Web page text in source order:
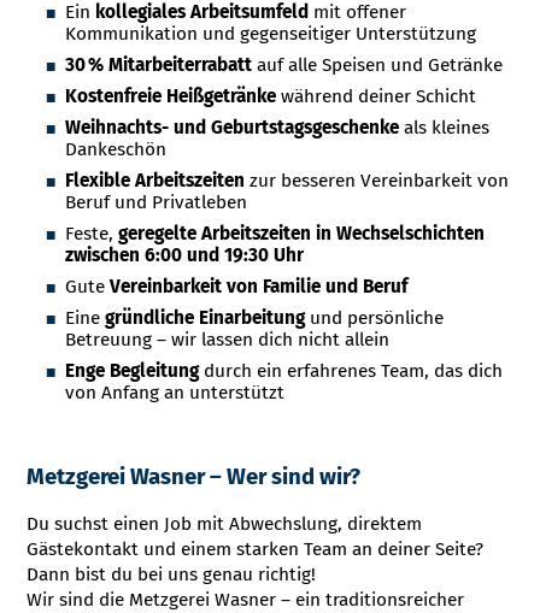
Ein kollegiales Arbeitsumfeld mit offener
Kommunikation und gegenseitiger Unterstützung
30 % Mitarbeiterrabatt auf alle Speisen und Getränke
Kostenfreie Heißgetränke während deiner Schicht
Weihnachts- und Geburtstagsgeschenke als kleines
Dankeschön
Flexible Arbeitszeiten zur besseren Vereinbarkeit von
Beruf und Privatleben
Feste,geregelte Arbeitszeiten in Wechselschichten
zwischen 6:00 und 19:30 Uhr
GuteVereinbarkeit von Familie und Beruf
Einegründliche Einarbeitungund persönliche
Betreuung – wir lassen dich nicht allein
Enge Begleitungdurch ein erfahrenes Team, das dich
von Anfang an unterstützt
Metzgerei Wasner – Wer sind wir?
Du suchst einen Job mit Abwechslung, direktem
Gästekontakt und einem starken Team an deiner Seite?
Dann bist du bei uns genau richtig!
Wir sind die Metzgerei Wasner – ein traditionsreicher